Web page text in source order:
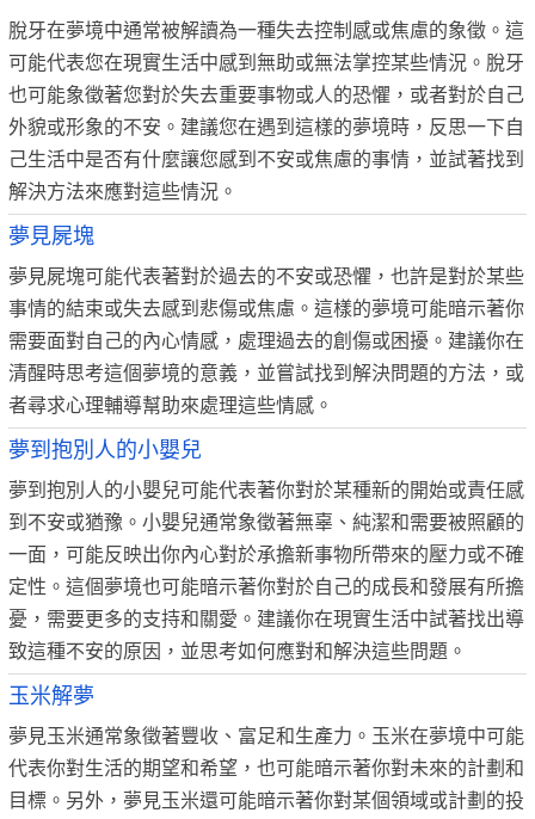
脫牙在夢境中通常被解讀為一種失去控制感或焦慮的象徵。這
可能代表您在現實生活中感到無助或無法掌控某些情況。脫牙
也可能象徵著您對於失去重要事物或人的恐懼，或者對於自己
外貌或形象的不安。建議您在遇到這樣的夢境時，反思一下自
己生活中是否有什麼讓您感到不安或焦慮的事情，並試著找到
解決方法來應對這些情況。
夢見屍塊
夢見屍塊可能代表著對於過去的不安或恐懼，也許是對於某些
事情的結束或失去感到悲傷或焦慮。這樣的夢境可能暗示著你
需要面對自己的內心情感，處理過去的創傷或困擾。建議你在
清醒時思考這個夢境的意義，並嘗試找到解決問題的方法，或
者尋求心理輔導幫助來處理這些情感。
夢到抱別人的小嬰兒
夢到抱別人的小嬰兒可能代表著你對於某種新的開始或責任感
到不安或猶豫。小嬰兒通常象徵著無辜、純潔和需要被照顧的
一面，可能反映出你內心對於承擔新事物所帶來的壓力或不確
定性。這個夢境也可能暗示著你對於自己的成長和發展有所擔
憂，需要更多的支持和關愛。建議你在現實生活中試著找出導
致這種不安的原因，並思考如何應對和解決這些問題。
玉米解夢
夢見玉米通常象徵著豐收、富足和生產力。玉米在夢境中可能
代表你對生活的期望和希望，也可能暗示著你對未來的計劃和
目標。另外，夢見玉米還可能暗示著你對某個領域或計劃的投